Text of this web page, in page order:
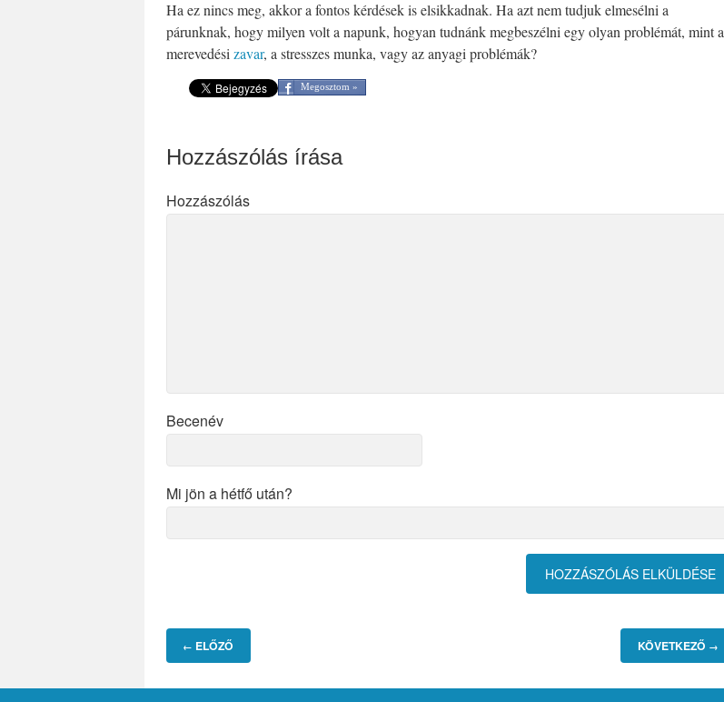
Ha ez nincs meg, akkor a fontos kérdések is elsikkadnak. Ha azt nem tudjuk elmesélni a
párunknak, hogy milyen volt a napunk, hogyan tudnánk megbeszélni egy olyan problémát, mint a
merevedési zavar, a stresszes munka, vagy az anyagi problémák?
Megosztom »
Hozzászólás írása
Hozzászólás
Becenév
Mi jön a hétfő után?
← ELŐZŐ KÖVETKEZŐ →